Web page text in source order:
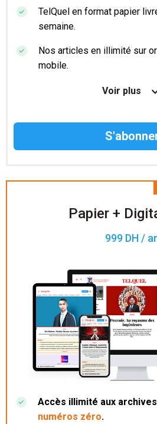
TelQuel en format papier
semaine.
Nos articles en illimité sur
mobile.
Le magazine TelQuel en
Voir plus
Papier +
999 DH /
Accès illimité aux
numéros zéro.